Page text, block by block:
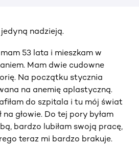
nadzieją.
53 lata i mieszkam w
Mam dwie cudowne
Na początku stycznia
na anemię aplastyczną.
do szpitala i tu mój świat
na głowie. Do tej pory byłam
bardzo lubiłam swoją pracę,
teraz mi bardzo brakuje.